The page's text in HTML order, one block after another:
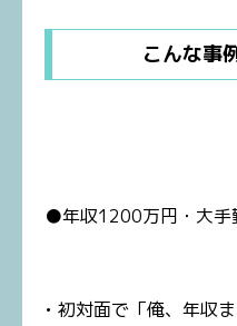
こんな事
●年収1200万円・大手
• 初対面で「俺、年収